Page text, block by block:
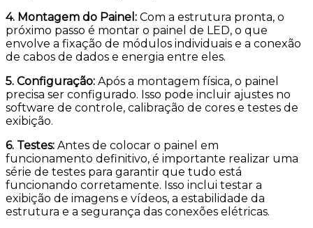
4. Montagem do Painel: Com a estrutura pronta, o
próximo passo é montar o painel de LED, o que
envolve a fixação de módulos individuais e a conexão
de cabos de dados e energia entre eles.
5. Configuração: Após a montagem física, o painel
precisa ser configurado. Isso pode incluir ajustes no
software de controle, calibração de cores e testes de
exibição.
6. Testes: Antes de colocar o painel em
funcionamento definitivo, é importante realizar uma
série de testes para garantir que tudo está
funcionando corretamente. Isso inclui testar a
exibição de imagens e vídeos, a estabilidade da
estrutura e a segurança das conexões elétricas.